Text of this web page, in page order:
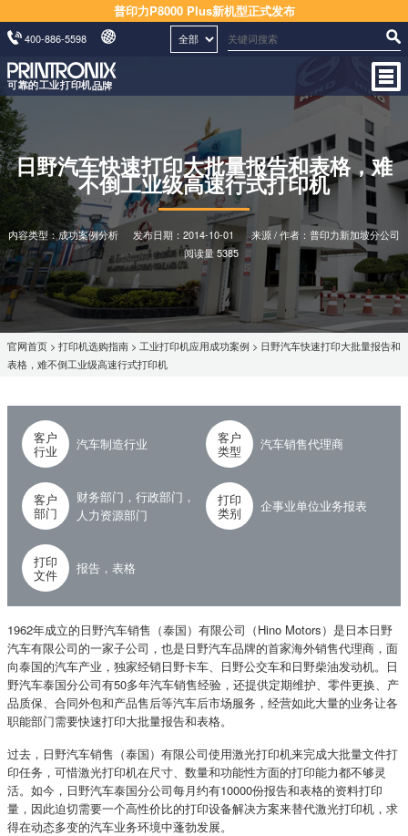
普印力P8000 Plus新机型正式发布
400-886-5598
日野汽车快速打印大批量报告和表格，难
不倒工业级高速行式打印机
内容类型：成功案例分析 发布日期： 2014-10-01
来源 / 作者：普印力新加坡分公司
阅读量 5385
官网首页 > 打印机选购指南 > 工业打印机应用成功案例 > 日野汽车快速打印大批量报告和
表格，难不倒工业级高速行式打印机
客户
行业 汽车制造行业 客户
类型 汽车销售代理商
客户
部门
财务部门，行政部门，
人力资源部门
打印
类别 企事业单位业务报表
打印
文件 报告，表格
1962年成立的日野汽车销售（泰国）有限公司（Hino Motors）是日本日野
汽车有限公司的一家子公司，也是日野汽车品牌的首家海外销售代理商，面
向泰国的汽车产业，独家经销日野卡车、日野公交车和日野柴油发动机。日
野汽车泰国分公司有50多年汽车销售经验，还提供定期维护、零件更换、产
品质保、合同外包和产品售后等汽车后市场服务，经营如此大量的业务让各
职能部门需要快速打印大批量报告和表格。
过去，日野汽车销售（泰国）有限公司使用激光打印机来完成大批量文件打
印任务，可惜激光打印机在尺寸、数量和功能性方面的打印能力都不够灵
活。如今，日野汽车泰国分公司每月约有10000份报告和表格的资料打印
量，因此迫切需要一个高性价比的打印设备解决方案来替代激光打印机，求
得在动态多变的汽车业务环境中蓬勃发展。